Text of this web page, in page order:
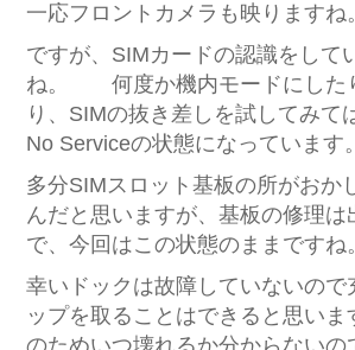
一応フロントカメラも映りますね。
ですが、SIMカードの認識をして
ね。 何度か機内モードにした
り、SIMの抜き差しを試してみて
No Serviceの状態になっています。
多分SIMスロット基板の所がおか
んだと思いますが、基板の修理は
で、今回はこの状態のままですね。
幸いドックは故障していないので
ップを取ることはできると思いま
のためいつ壊れるか分からないの